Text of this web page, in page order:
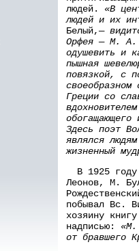
людей. «В
людей и их
Белый,—
Орфея — М. А.
одушевить и
пышная
повязкой, с
своеобразном
Греции со
Здесь поэт
являлся
жизненный
В 1925 году
Леонов, М.
побывал Вс.
хозяину
надписью: «М.
от бравшего